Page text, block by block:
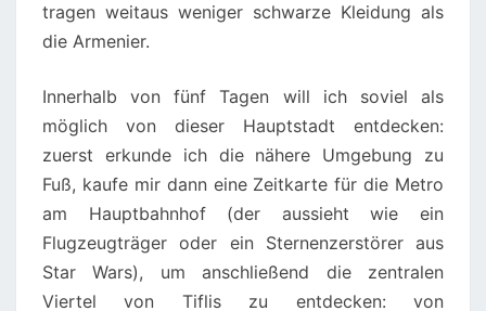
tragen weitaus weniger schwarze Kleidung als
die Armenier.
Innerhalb von fünf Tagen will ich soviel als
möglich von dieser Hauptstadt entdecken:
zuerst erkunde ich die nähere Umgebung zu
Fuß, kaufe mir dann eine Zeitkarte für die Metro
am Hauptbahnhof (der aussieht wie ein
Flugzeugträger oder ein Sternenzerstörer aus
Star Wars), um anschließend die zentralen
Viertel von Tiflis zu entdecken: von